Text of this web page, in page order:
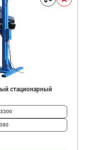
стационарный
3300
380